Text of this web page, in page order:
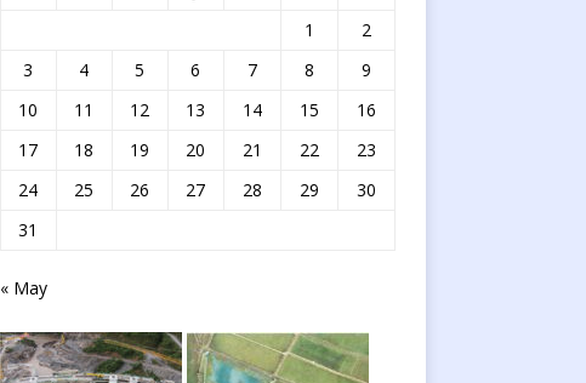
1
2
3
4 5 6 7 8
9
10
11 12 13 14 15
16
17
18 19 20 21 22
23
24
25 26 27 28 29
30
31
« May